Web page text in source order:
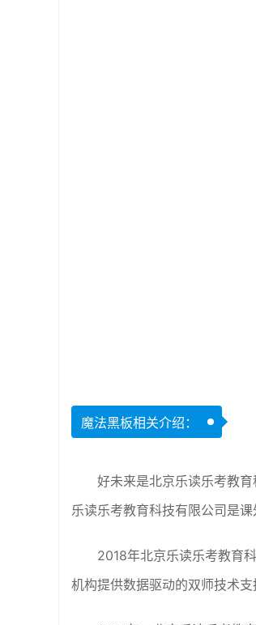
魔法黑板相关介绍：
好未来是北京乐读乐考教
乐读乐考教育科技有限公司是
2018年北京乐读乐考教育
机构提供数据驱动的双师技术